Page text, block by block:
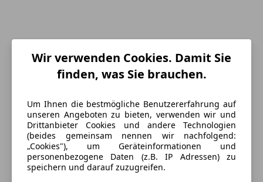
Energieverbrauch
Kraftstoff
Elektro
Batteriezertifikat
Ja
CO₂-Emissionen
0 g/km (komb.)
Wir verwenden Cookies. Damit Sie
finden, was Sie brauchen.
Um Ihnen die bestmögliche Benutzererfahrung auf
unseren Angeboten zu bieten, verwenden wir und
Drittanbieter Cookies und andere Technologien
(beides gemeinsam nennen wir nachfolgend:
„Cookies"), um Geräteinformationen und
personenbezogene Daten (z.B. IP Adressen) zu
speichern und darauf zuzugreifen.